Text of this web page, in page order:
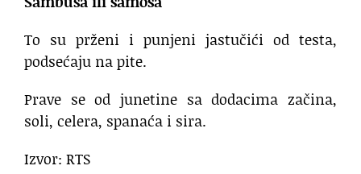
To su prženi i punjeni jastučići od testa,
podsećaju na pite.
Prave se od junetine sa dodacima začina,
soli, celera, spanaća i sira.
Izvor: RTS